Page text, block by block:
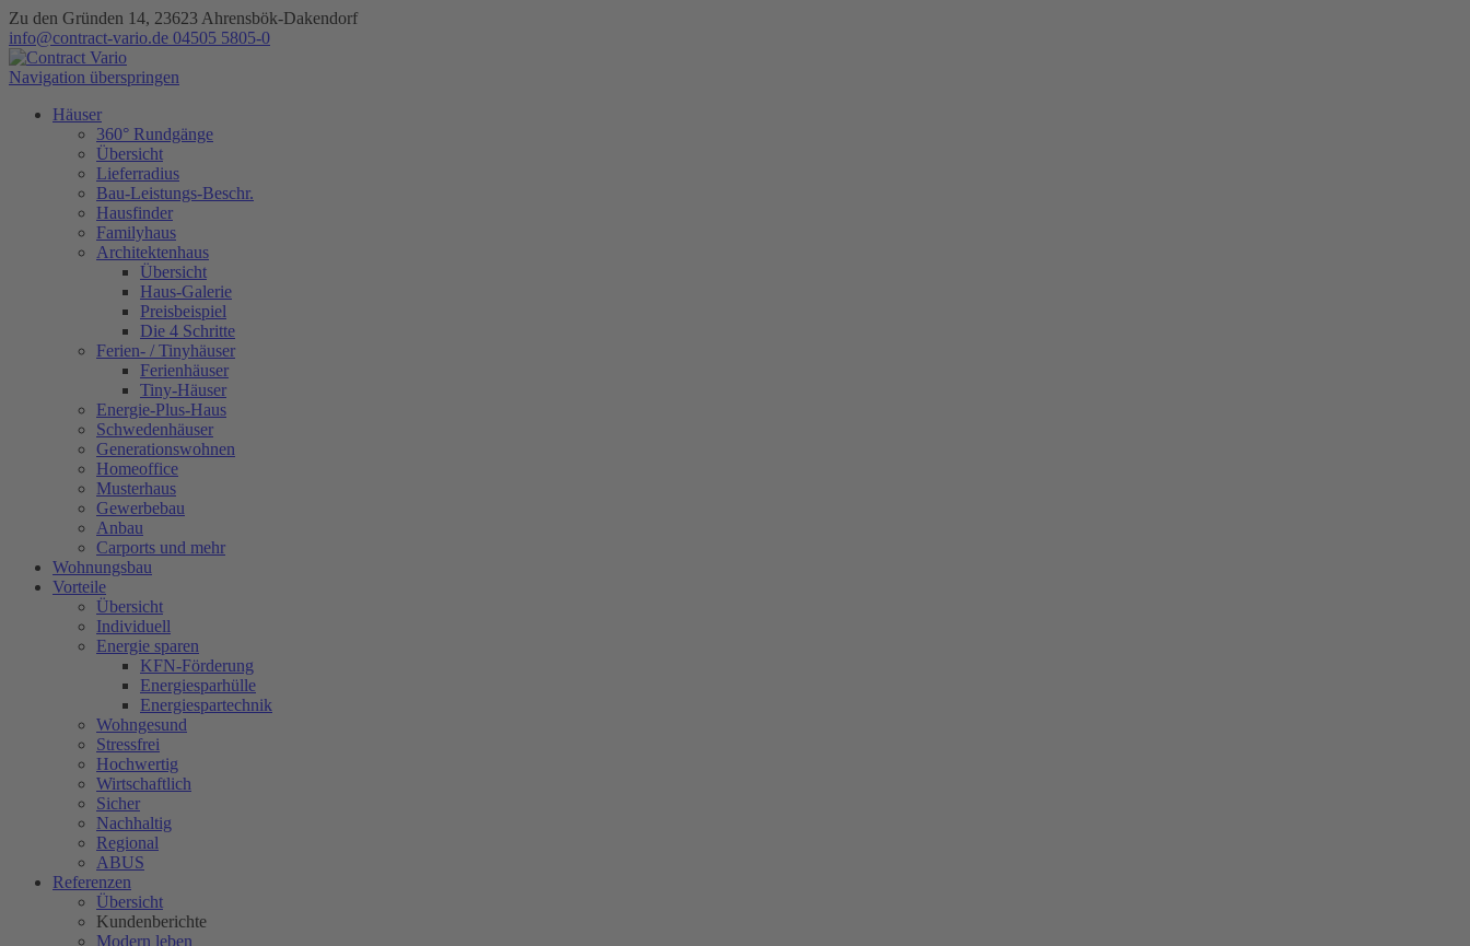
Zu den Gründen 14, 23623 Ahrensbök-Dakendorf
info@contract-vario.de 04505 5805-0
Navigation überspringen
Häuser
360° Rundgänge
Übersicht
Lieferradius
Bau-Leistungs-Beschr.
Hausfinder
Familyhaus
Architektenhaus
Übersicht
Haus-Galerie
Preisbeispiel
Die 4 Schritte
Ferien- / Tinyhäuser
Ferienhäuser
Tiny-Häuser
Energie-Plus-Haus
Schwedenhäuser
Generationswohnen
Homeoffice
Musterhaus
Gewerbebau
Anbau
Carports und mehr
Wohnungsbau
Vorteile
Übersicht
Individuell
Energie sparen
KFN-Förderung
Energiesparhülle
Energiespartechnik
Wohngesund
Stressfrei
Hochwertig
Wirtschaftlich
Sicher
Nachhaltig
Regional
ABUS
Referenzen
Übersicht
Kundenberichte
Modern leben